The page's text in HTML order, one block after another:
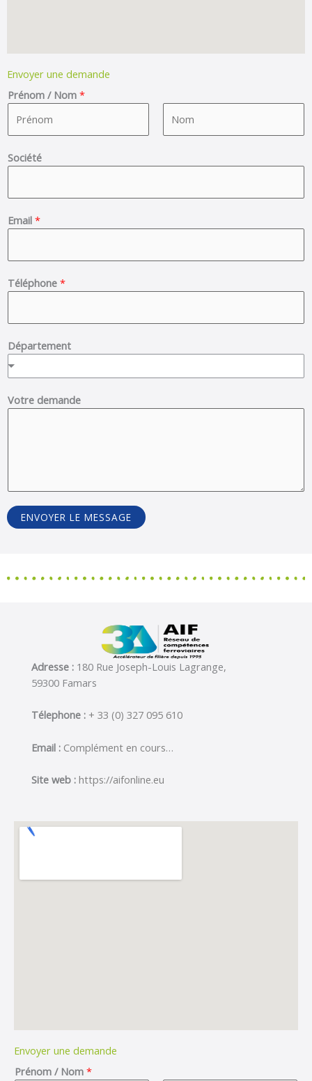
Envoyer une demande
Prénom / Nom *
iSociété
Email *
Téléphone *
Département
Votre demande
ENVOYER LE MESSAGE
Adresse : 180 Rue Joseph-Louis Lagrange,
59300 Famars
Télephone : + 33 (0) 327 095 610
Email : Complément en cours…
Site web : https://aifonline.eu
Envoyer une demande
Prénom / Nom *